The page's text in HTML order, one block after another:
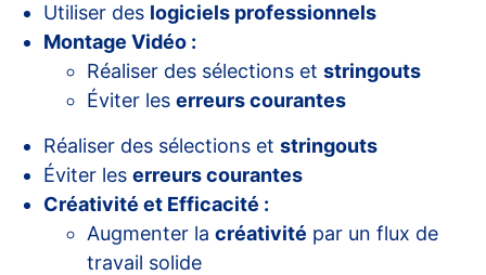
Utiliser des logiciels professionnels
Montage Vidéo :
Réaliser des sélections et stringouts
Éviter les erreurs courantes
Réaliser des sélections et stringouts
Éviter les erreurs courantes
Créativité et Efficacité :
Augmenter la créativité par un flux de
travail solide